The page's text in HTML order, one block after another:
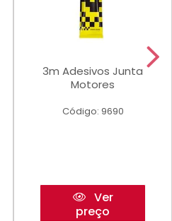
3m Adesivos Junta
Motores
Código: 9690
Ver
preço